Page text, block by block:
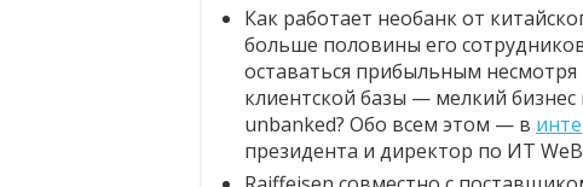
Как работает необанк от
больше половины его
оставаться прибыльным несмотря
клиентской базы — мелкий
unbanked? Обо всем этом — в
президента и директор по ИТ